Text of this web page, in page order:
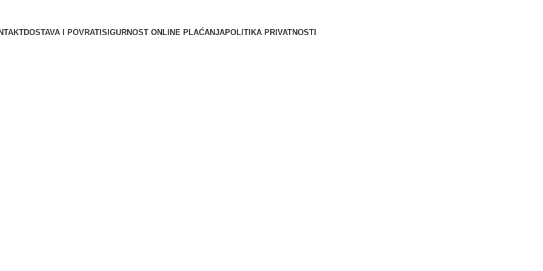
DOSTAVA I POVRATISIGURNOST ONLINE PLAĆANJAPOLITIKA PRIVATNOSTI